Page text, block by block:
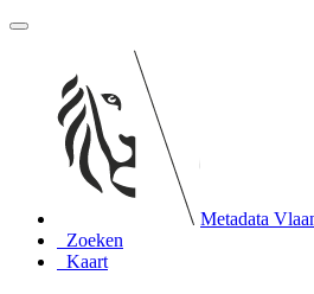
Metadata
Zoeken
Kaart